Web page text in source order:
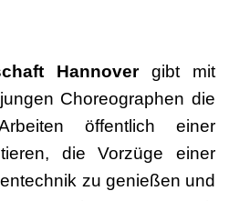
Hannovergibt mit
Choreographen die
öffentlich einer
die Vorzüge einer
zu genießen und